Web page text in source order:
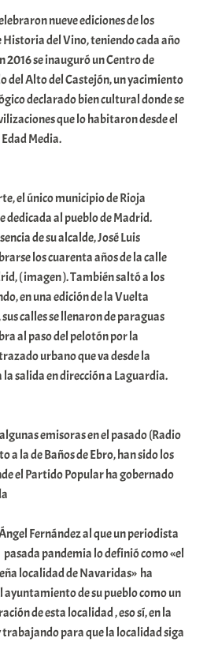
nueve ediciones de los
del Vino, teniendo cada año
2016 se inauguró un Centro de
del Alto del Castejón, un yacimiento
declarado bien cultural donde se
que lo habitaron desde el
Media.
el único municipio de Rioja
dedicada al pueblo de Madrid.
de su alcalde, José Luis
los cuarenta años de la calle
( imagen ). También saltó a los
en una edición de la Vuelta
calles se llenaron de paraguas
al paso del pelotón por la
urbano que va desde la
salida en dirección a Laguardia.
emisoras en el pasado (Radio
a la de Baños de Ebro, han sido los
el Partido Popular ha gobernado
Fernández al que un periodista
pandemia lo definió como «el
localidad de Navaridas» ha
ayuntamiento de su pueblo como un
de esta localidad , eso sí, en la
para que la localidad siga